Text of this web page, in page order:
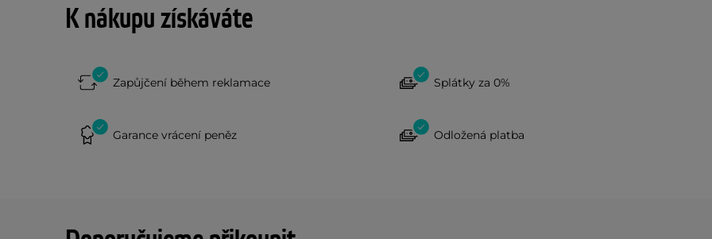
K nákupu získáváte
Zapůjčení během reklamace Splátky za 0%
Garance vrácení peněz Odložená platba